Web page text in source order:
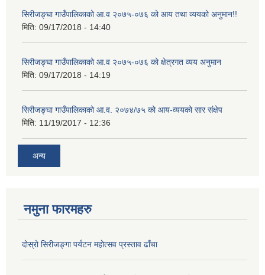
सिरीजङ्घा गाउँपालिकाको आ.व २०७५-०७६ को आय तथा व्ययको अनुमान!!
मिति: 09/17/2018 - 14:40
सिरीजङ्घा गाउँपालिकाको आ.व २०७५-०७६ को क्षेत्रगत व्यय अनुमान
मिति: 09/17/2018 - 14:19
सिरीजङ्घा गाउँपालिकाको आ.व. २०७४/७५ को आय-व्ययको सार संक्षेप
मिति: 11/19/2017 - 12:36
अन्य
नमुना फारमहरु
दोस्रो सिरीजङ्गा पर्यटन महोत्सव प्रस्ताव ढाँचा